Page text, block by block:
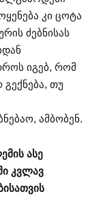
კი ცოტა
ძებნისას
იგებ, რომ
თუ
ამბობენ.
ასე
კვლავ